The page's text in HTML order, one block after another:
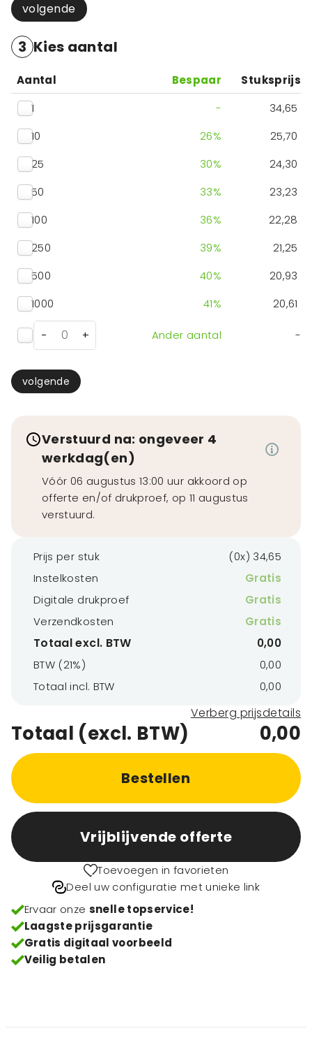
volgende
3 Kies aantal
Aantal Bespaar
Stuksprijs
1
-
34,65
10
26%
25,70
25
30%
24,30
50
33%
23,23
100
36%
22,28
250
39%
21,25
500
40%
20,93
1000
41% 20,61
- + Ander aantal -
volgende
Verstuurd na: ongeveer 4
werkdag(en)
Vóór 06 augustus 13:00 uur akkoord op
offerte en/of drukproef, op 11 augustus
verstuurd.
Prijs per stuk
(0x) 34,65
Instelkosten
Gratis
Digitale drukproef
Gratis
Verzendkosten
Gratis
Totaal excl. BTW
0,00
BTW (21%)
0,00
Totaal incl. BTW
0,00
Verberg prijsdetails
Totaal (excl. BTW) 0,00
Bestellen
Vrijblijvende offerte
Toevoegen in favorieten
Deel uw configuratie met unieke link
Ervaar onze snelle topservice!
Laagste prijsgarantie
Gratis digitaal voorbeeld
Veilig betalen